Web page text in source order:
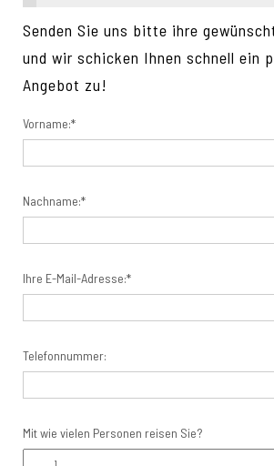
Senden Sie uns bitte ihre
und wir schicken Ihnen schnell ein
Angebot zu!
Vorname:*
Nachname:*
Ihre E-Mail-Adresse:*
Telefonnummer:
Mit wie vielen Personen reisen Sie?